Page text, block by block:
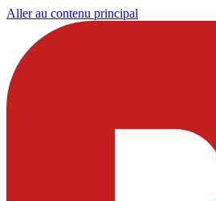
Aller au contenu principal